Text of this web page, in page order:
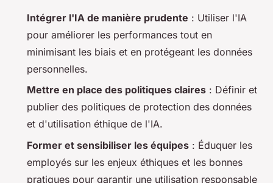
Intégrer l'IA de manière prudente : Utiliser l'IA
pour améliorer les performances tout en
minimisant les biais et en protégeant les données
personnelles.
Mettre en place des politiques claires : Définir et
publier des politiques de protection des données
et d'utilisation éthique de l'IA.
Former et sensibiliser les équipes : Éduquer les
employés sur les enjeux éthiques et les bonnes
pratiques pour garantir une utilisation responsable